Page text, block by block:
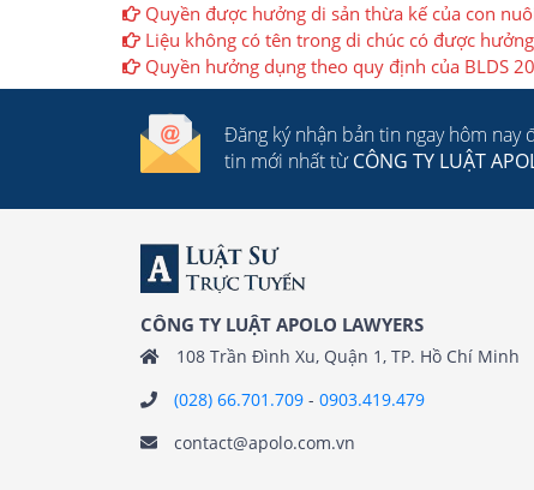
Quyền được hưởng di sản thừa kế của con
Liệu không có tên trong di chúc có được
Quyền hưởng dụng theo quy định của BLDS
Đăng ký nhận bản tin ngay hôm
tin mới nhất từCÔNG TY LUẬT
CÔNG TY LUẬT APOLO LAWYERS
108 Trần Đình Xu, Quận 1, TP. Hồ Chí Minh
(028) 66.701.709 - 0903.419.479
contact@apolo.com.vn